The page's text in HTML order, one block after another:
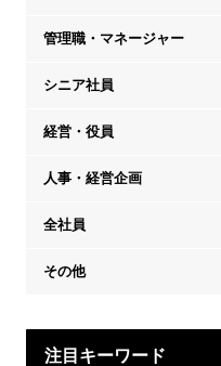
管理職・マネージャー
シニア社員
経営・役員
人事・経営企画
全社員
その他
注目キーワード